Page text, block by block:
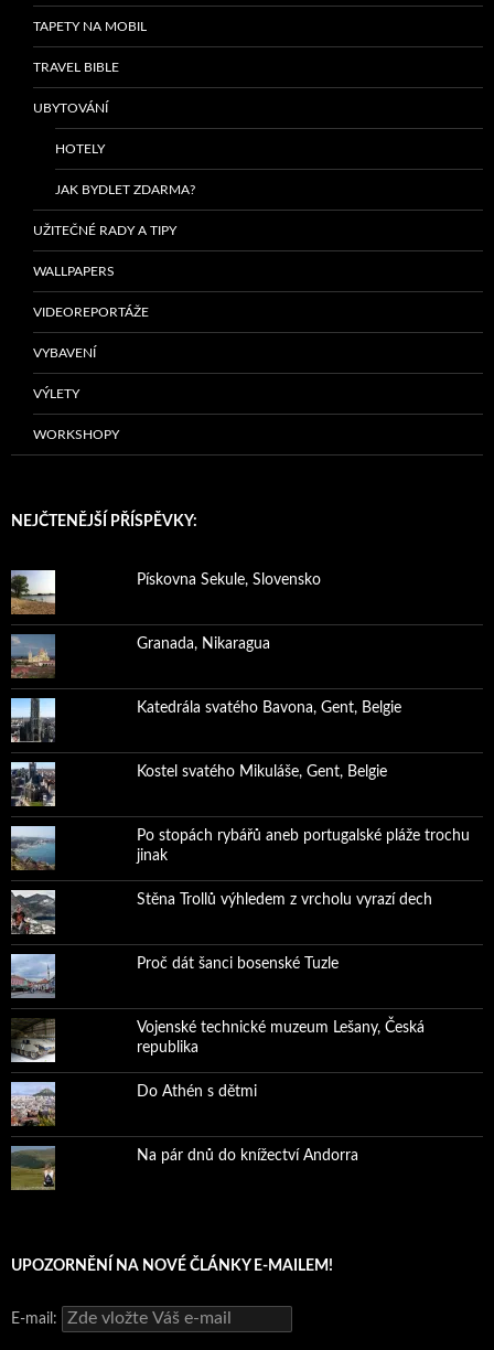
TAPETY NA MOBIL
TRAVEL BIBLE
UBYTOVÁNÍ
HOTELY
JAK BYDLET ZDARMA?
UŽITEČNÉ RADY A TIPY
WALLPAPERS
VIDEOREPORTÁŽE
VYBAVENÍ
VÝLETY
WORKSHOPY
NEJČTENĚJŠÍ PŘÍSPĚVKY:
Pískovna Sekule, Slovensko
Granada, Nikaragua
Katedrála svatého Bavona, Gent, Belgie
Kostel svatého Mikuláše, Gent, Belgie
Po stopách rybářů aneb portugalské pláže trochu
jinak
Stěna Trollů výhledem z vrcholu vyrazí dech
Proč dát šanci bosenské Tuzle
Vojenské technické muzeum Lešany, Česká
republika
Do Athén s dětmi
Na pár dnů do knížectví Andorra
UPOZORNĚNÍ NA NOVÉ ČLÁNKY E-MAILEM!
E-mail: